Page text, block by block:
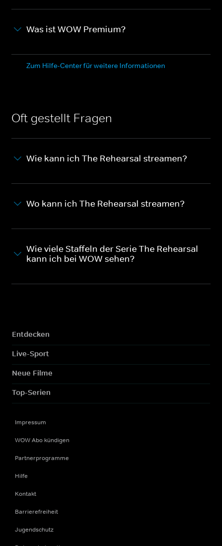
Was ist WOW Premium?
Zum Hilfe-Center für weitere Informationen
Oft gestellt Fragen
Wie kann ich The Rehearsal streamen?
Wo kann ich The Rehearsal streamen?
Wie viele Staffeln der Serie The Rehearsal
kann ich bei WOW sehen?
Entdecken
Live-Sport
Neue Filme
Top-Serien
Impressum
WOW Abo kündigen
Partnerprogramme
Hilfe
Kontakt
Barrierefreiheit
Jugendschutz